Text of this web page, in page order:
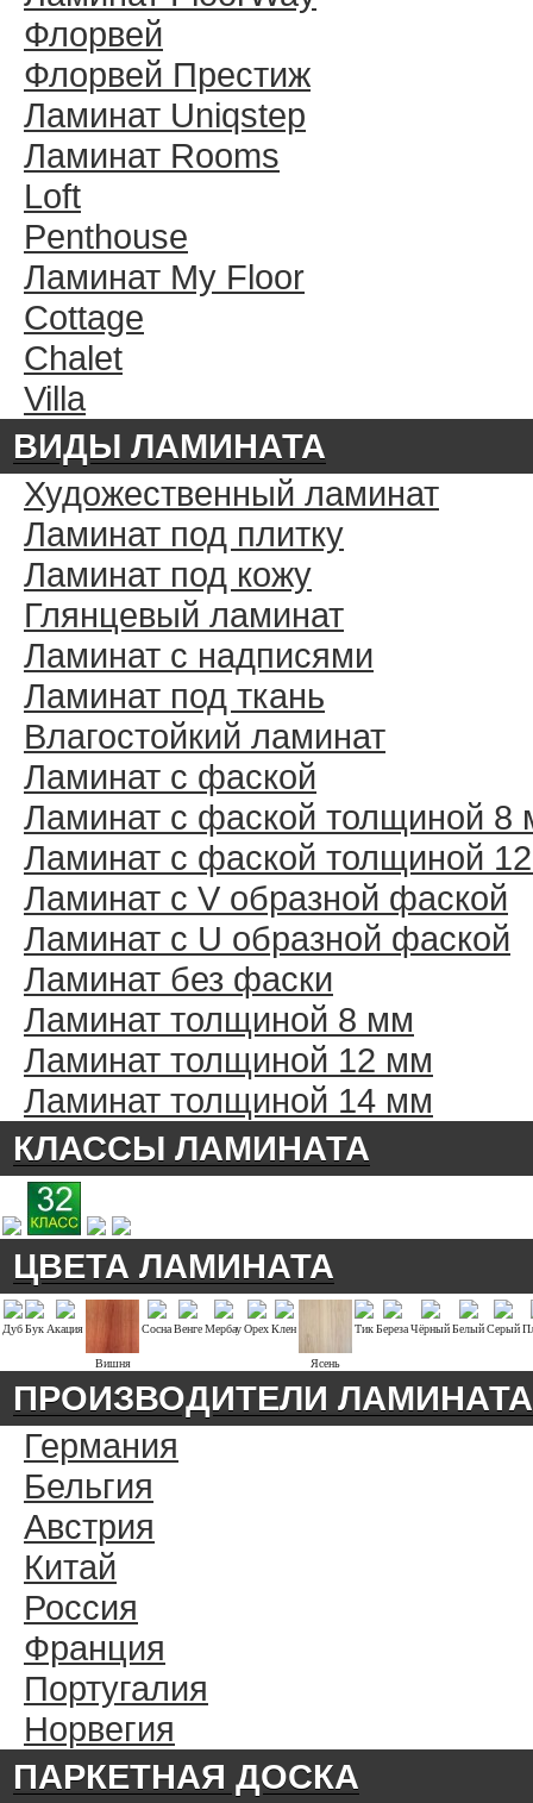
Флорвей
Флорвей Престиж
Ламинат Uniqstep
Ламинат Rooms
Loft
Penthouse
Ламинат My Floor
Cottage
Chalet
Villa
ВИДЫ ЛАМИНАТА
Художественный ламинат
Ламинат под плитку
Ламинат под кожу
Глянцевый ламинат
Ламинат с надписями
Ламинат под ткань
Влагостойкий ламинат
Ламинат с фаской
Ламинат с фаской толщиной 8
Ламинат с фаской толщиной
Ламинат с V образной фаской
Ламинат с U образной фаской
Ламинат без фаски
Ламинат толщиной 8 мм
Ламинат толщиной 12 мм
Ламинат толщиной 14 мм
КЛАССЫ ЛАМИНАТА
ЦВЕТА ЛАМИНАТА
ДубБук Акация
Вишня
СоснаВенгеМербауОрехКлен
Ясень
ТикБерезаЧёрныйБелыйСерый
ПРОИЗВОДИТЕЛИ ЛАМИНАТА
Германия
Бельгия
Австрия
Китай
Россия
Франция
Португалия
Норвегия
ПАРКЕТНАЯ ДОСКА